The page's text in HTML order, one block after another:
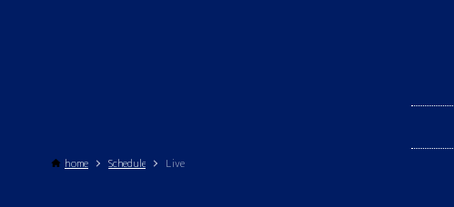
home Schedule Live